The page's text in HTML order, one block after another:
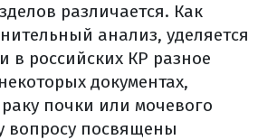
различается. Как
анализ, уделяется
в российских КР разное
документах,
почки или мочевого
вопросу посвящены